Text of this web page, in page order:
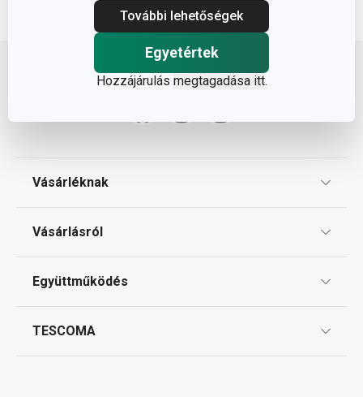
További lehetőségek
Egyetértek
Hozzájárulás megtagadása itt.
Vásárléknak
Gyakori kérdések
Vásárlásról
Reklamáció és termékvisszaküldés
Együttműködés
TESCOMA